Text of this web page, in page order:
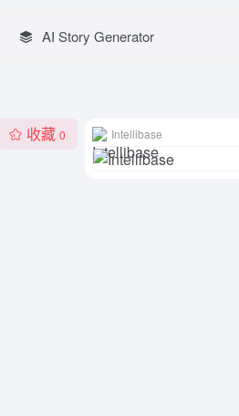
AI Story Generator
收藏 0 Intellibase